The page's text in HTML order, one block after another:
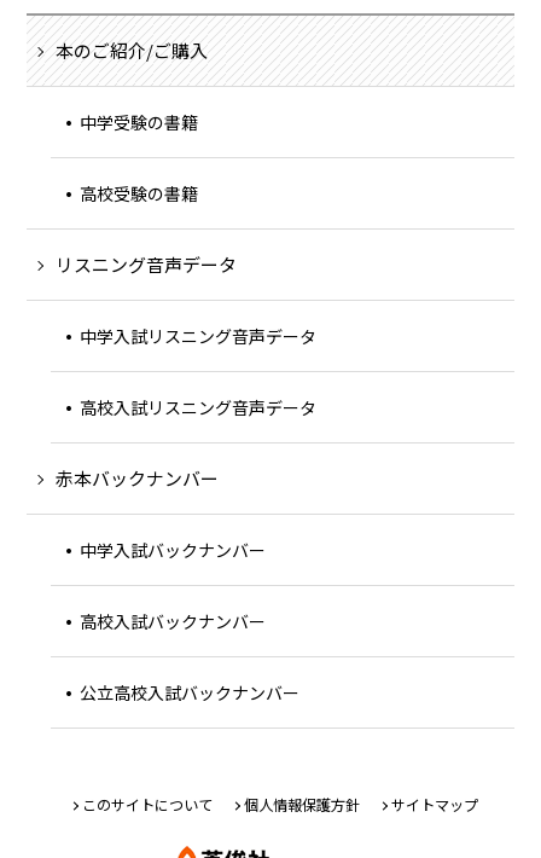
本のご紹介/ご購入
中学受験の書籍
高校受験の書籍
リスニング音声データ
中学入試リスニング音声データ
高校入試リスニング音声データ
赤本バックナンバー
中学入試バックナンバー
高校入試バックナンバー
公立高校入試バックナンバー
このサイトについて 個人情報保護方針 サイトマップ